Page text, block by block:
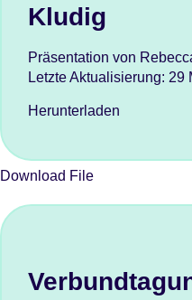
Kludig
Präsentation von
Letzte Aktualisierung: 29
Herunterladen
Download File